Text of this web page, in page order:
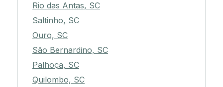
Rio das Antas, SC
Saltinho, SC
Ouro, SC
São Bernardino, SC
Palhoça, SC
Quilombo, SC